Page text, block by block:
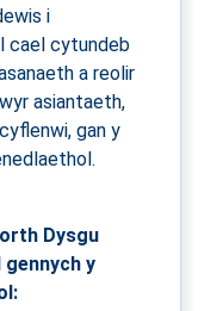
i
cael cytundeb
a reolir
asiantaeth,
gan y
Dysgu
gennych y